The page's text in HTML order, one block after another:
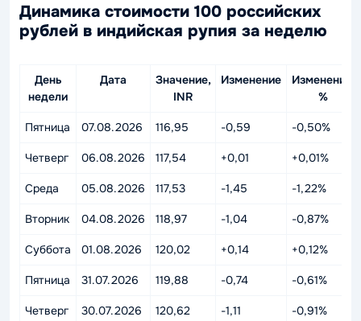
Динамика стоимости 100 российских
рублей в индийская рупия за неделю
День
недели
Дата
Значение,
INR
Изменение
Изменение,
%
Пятница 07.08.2026 116,95 -0,59 -0,50%
Четверг 06.08.2026 117,54 +0,01 +0,01%
Среда 05.08.2026 117,53 -1,45 -1,22%
Вторник 04.08.2026 118,97 -1,04 -0,87%
Суббота 01.08.2026 120,02 +0,14 +0,12%
Пятница 31.07.2026 119,88 -0,74 -0,61%
Четверг 30.07.2026 120,62 -1,11 -0,91%